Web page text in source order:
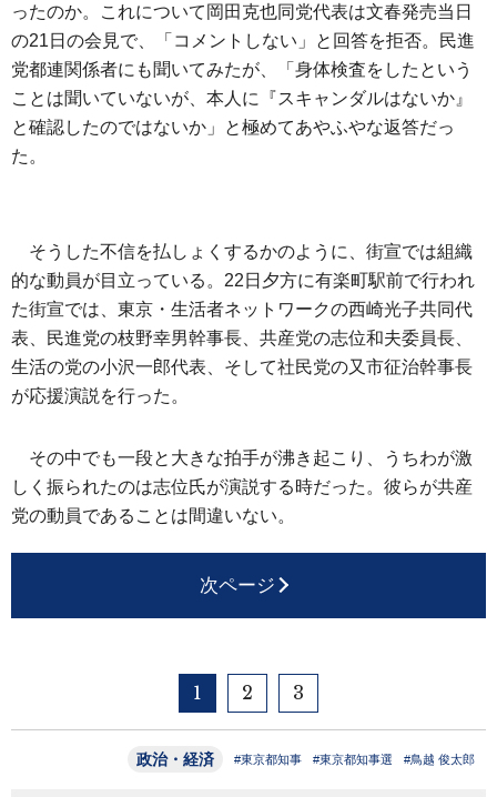
ったのか。これについて岡田克也同党代表は文春発売当日
の21日の会見で、「コメントしない」と回答を拒否。民進
党都連関係者にも聞いてみたが、「身体検査をしたという
ことは聞いていないが、本人に『スキャンダルはないか』
と確認したのではないか」と極めてあやふやな返答だっ
た。
そうした不信を払しょくするかのように、街宣では組織
的な動員が目立っている。22日夕方に有楽町駅前で行われ
た街宣では、東京・生活者ネットワークの西崎光子共同代
表、民進党の枝野幸男幹事長、共産党の志位和夫委員長、
生活の党の小沢一郎代表、そして社民党の又市征治幹事長
が応援演説を行った。
その中でも一段と大きな拍手が沸き起こり、うちわが激
しく振られたのは志位氏が演説する時だった。彼らが共産
党の動員であることは間違いない。
次ページ
1 2 3
政治・経済 #東京都知事 #東京都知事選 #鳥越 俊太郎